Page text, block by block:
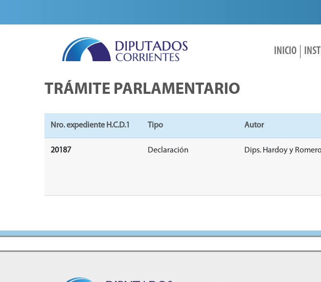
INICIO
TRÁMITE PARLAMENTARIO
Nro. expediente H.C.D.1 Tipo Autor
20187 Declaración Dips. Hardoy y Romero